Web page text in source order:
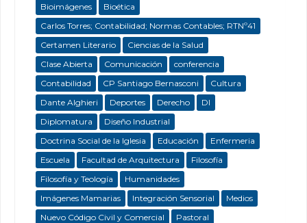
Bioimágenes
Bioética
Carlos Torres; Contabilidad; Normas Contables; RTNº41
Certamen Literario
Ciencias de la Salud
Clase Abierta
Comunicación
conferencia
Contabilidad
CP Santiago Bernasconi
Cultura
Dante Alghieri
Deportes Derecho
DI
Diplomatura
Diseño Industrial
Doctrina Social de la Iglesia
Educación
Enfermeria
Escuela
Facultad de Arquitectura
Filosofía
Filosofía y Teología
Humanidades
Imágenes Mamarias
Integración Sensorial
Medios
Nuevo Código Civil y Comercial
Pastoral